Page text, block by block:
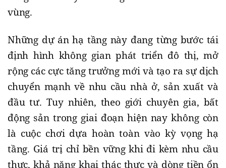
vùng.
Những dự án hạ tầng này đang từng bước tái
định hình không gian phát triển đô thị, mở
rộng các cực tăng trưởng mới và tạo ra sự dịch
chuyển mạnh về nhu cầu nhà ở, sản xuất và
đầu tư. Tuy nhiên, theo giới chuyên gia, bất
động sản trong giai đoạn hiện nay không còn
là cuộc chơi dựa hoàn toàn vào kỳ vọng hạ
tầng. Giá trị chỉ bền vững khi đi kèm nhu cầu
thực, khả năng khai thác thực và dòng tiền ổn